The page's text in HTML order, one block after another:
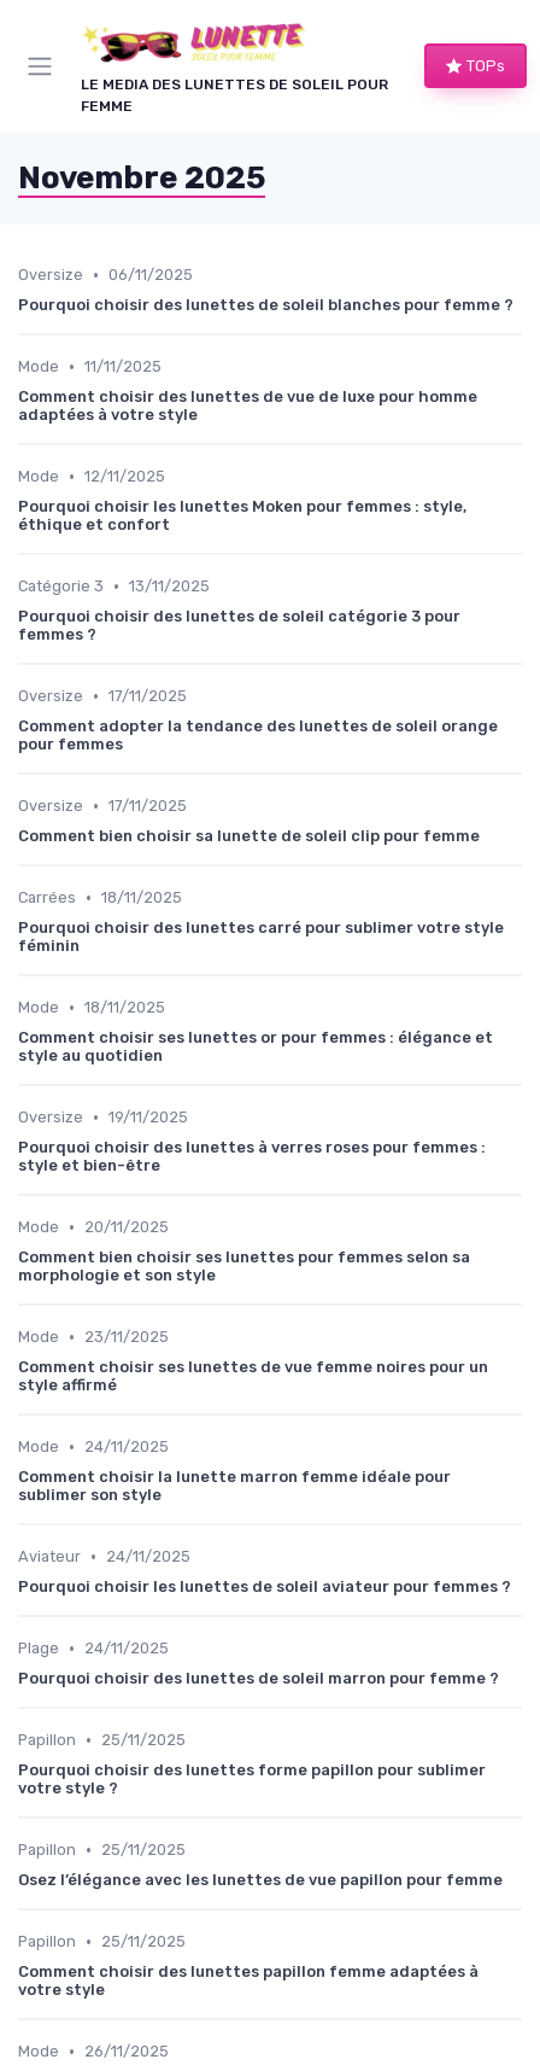
LE MEDIA DES LUNETTES DE SOLEIL POUR
FEMME
TOPs
Novembre 2025
Oversize • 06/11/2025
Pourquoi choisir des lunettes de soleil blanches pour femme ?
Mode • 11/11/2025
Comment choisir des lunettes de vue de luxe pour homme
adaptées à votre style
Mode • 12/11/2025
Pourquoi choisir les lunettes Moken pour femmes : style,
éthique et confort
Catégorie 3 • 13/11/2025
Pourquoi choisir des lunettes de soleil catégorie 3 pour
femmes ?
Oversize • 17/11/2025
Comment adopter la tendance des lunettes de soleil orange
pour femmes
Oversize • 17/11/2025
Comment bien choisir sa lunette de soleil clip pour femme
Carrées • 18/11/2025
Pourquoi choisir des lunettes carré pour sublimer votre style
féminin
Mode • 18/11/2025
Comment choisir ses lunettes or pour femmes : élégance et
style au quotidien
Oversize • 19/11/2025
Pourquoi choisir des lunettes à verres roses pour femmes :
style et bien-être
Mode •
20/11/2025
Comment bien choisir ses lunettes pour femmes selon sa
morphologie et son style
Mode •
23/11/2025
Comment choisir ses lunettes de vue femme noires pour un
style affirmé
Mode •
24/11/2025
Comment choisir la lunette marron femme idéale pour
sublimer son style
Aviateur •
24/11/2025
Pourquoi choisir les lunettes de soleil aviateur pour femmes ?
Plage •
24/11/2025
Pourquoi choisir des lunettes de soleil marron pour femme ?
Papillon •
25/11/2025
Pourquoi choisir des lunettes forme papillon pour sublimer
votre style ?
Papillon •
25/11/2025
Osez l’élégance avec les lunettes de vue papillon pour femme
Papillon •
25/11/2025
Comment choisir des lunettes papillon femme adaptées à
votre style
Mode •
26/11/2025